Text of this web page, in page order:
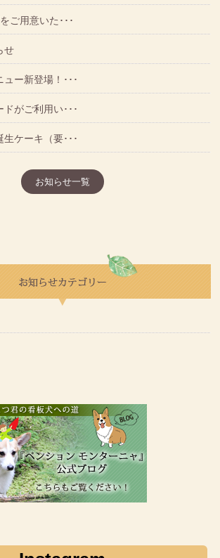
ご用意いた･･･
せ
ュー新登場！･･･
がご利用い･･･
生ケーキ（要･･･
お知らせ一覧